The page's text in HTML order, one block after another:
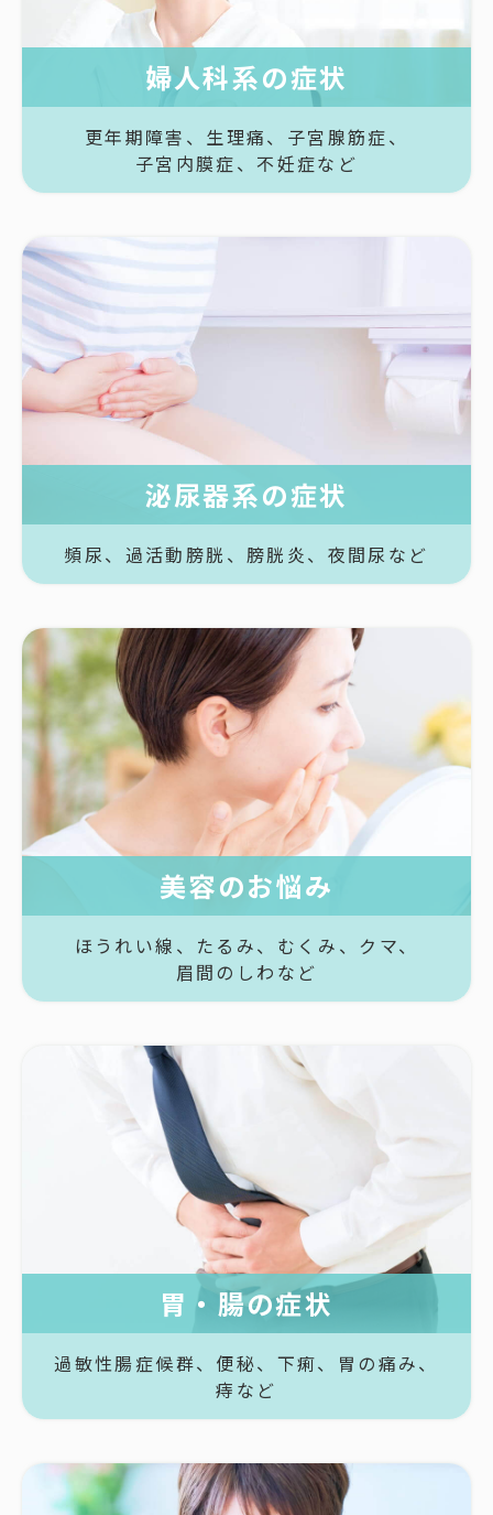
婦人科系の症状
更年期障害、 生理痛、 子宮腺筋症、
子宮内膜症、 不妊症など
泌尿器系の症状
頻尿、 過活動膀胱、 膀胱炎、 夜間尿など
美容のお悩み
ほうれい線、 たるみ、 むくみ、 クマ、
眉間のしわなど
胃・腸の症状
過敏性腸症候群、 便秘、 下痢、 胃の痛み、
痔など